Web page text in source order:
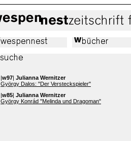
|w97| Julianna Wernitzer
György Dalos: "Der Versteckspieler"
w85 Julianna Wernitzer
György Konrád "Melinda und Dragoman"